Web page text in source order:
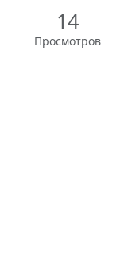
14
Просмотров